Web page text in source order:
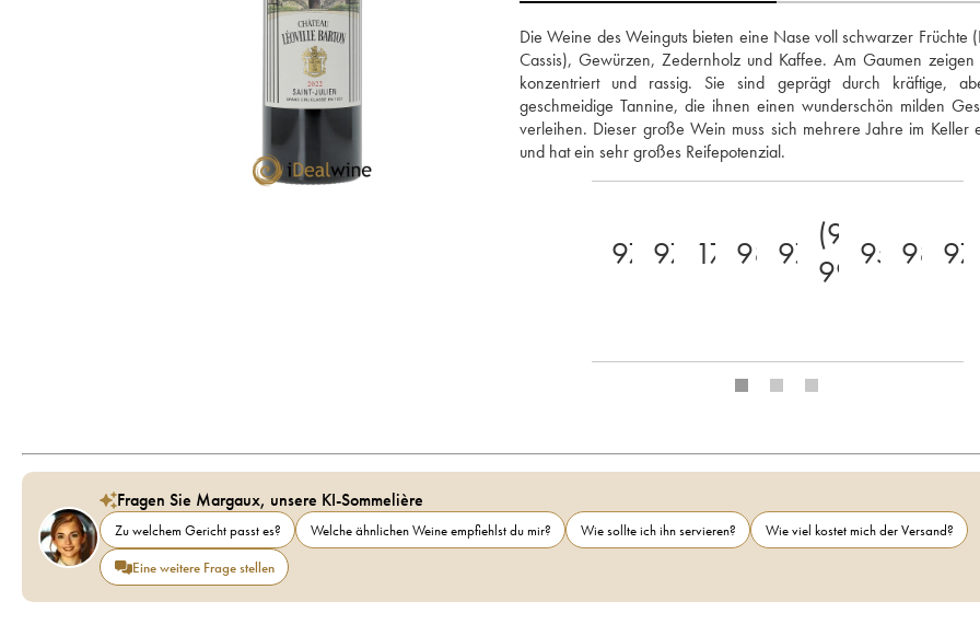
Die Weine des Weinguts bieten eine Nase voll schwarzer Früchte
Cassis), Gewürzen, Zedernholz und Kaffee. Am Gaumen zeigen
konzentriert und rassig. Sie sind geprägt durch kräftige,
geschmeidige Tannine, die ihnen einen wunderschön milden
verleihen. Dieser große Wein muss sich mehrere Jahre im Keller
und hat ein sehr großes Reifepotenzial.
97+97 17 98 97 (97-
99) 95 98 97
Fragen Sie Margaux, unsere KI-Sommelière
Zu welchem Gericht passt es? Welche ähnlichen Weine empfiehlst du mir? Wie sollte ich ihn servieren?
Wie viel kostet mich der Versand?
Eine weitere Frage stellen